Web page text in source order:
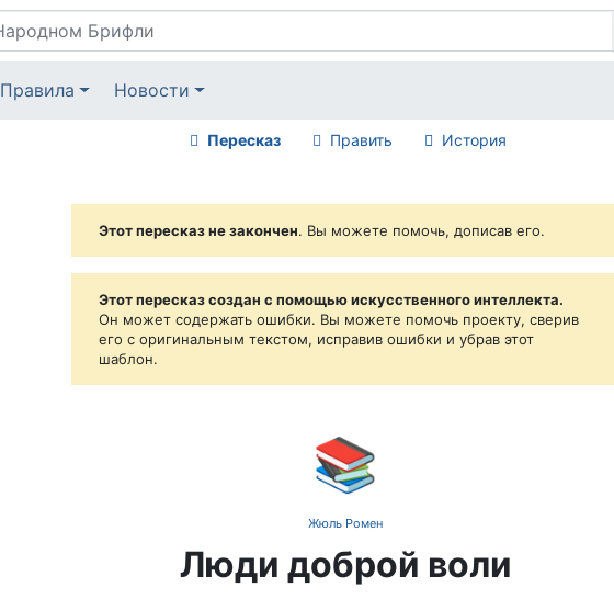
Правила Новости
Пересказ Править История
Этот пересказ не закончен. Вы можете помочь, дописав его.
Этот пересказ создан с помощью искусственного интеллекта.
Он может содержать ошибки. Вы можете помочь проекту, сверив
его с оригинальным текстом, исправив ошибки и убрав этот
шаблон.
📚
Жюль Ромен
Люди доброй воли